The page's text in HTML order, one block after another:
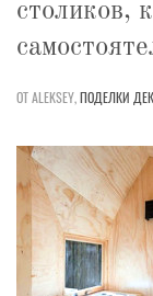
столиков,
ОТ ALEKSEY,ПОДЕЛКИ